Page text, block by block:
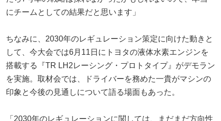
にチームとしての結果だと思います」
ちなみに、2030年のレギュレーション策定に向けた動きと
して、今大会では6月11日にトヨタの液体水素エンジンを
搭載する『TR LH2レーシング・プロトタイプ』がデモラン
を実施。取材会では、ドライバーを務めた一貴がマシンの
印象と今後の見通しについて語る場面もあった。
「2030年のレギュレーションに関しては、まだまだ方向性